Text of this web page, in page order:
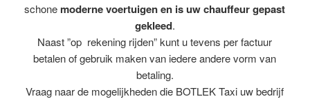
schone moderne voertuigen en is uw chauffeur gepast
gekleed.
Naast ”op rekening rijden” kunt u tevens per factuur
betalen of gebruik maken van iedere andere vorm van
betaling.
Vraag naar de mogelijkheden die BOTLEK Taxi uw bedrijf